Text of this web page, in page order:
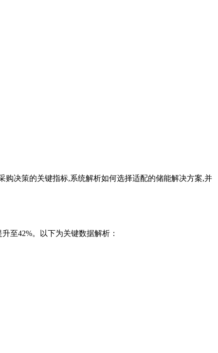
决策的关键指标,系统解析如何选择适配的储能解决方案,并
至42%。以下为关键数据解析：